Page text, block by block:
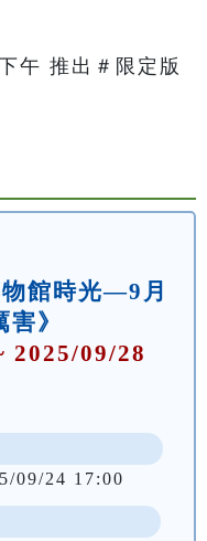
午 推出＃限定版
物館時光—9月
》
2025/09/28
09/24 17:00